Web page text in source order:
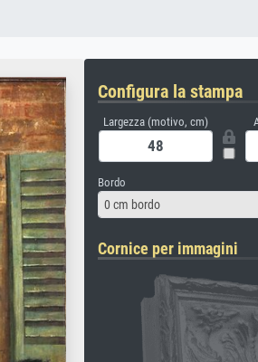
Configura la stampa
Largezza (motivo, cm)
Bordo
0 cm bordo
Cornice per immagini